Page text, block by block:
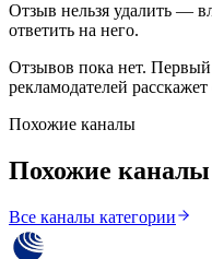
Отзыв нельзя удалить —
ответить на него.
Отзывов пока нет. Первый
рекламодателей
Похожие каналы
Похожие каналы
Все каналы категории